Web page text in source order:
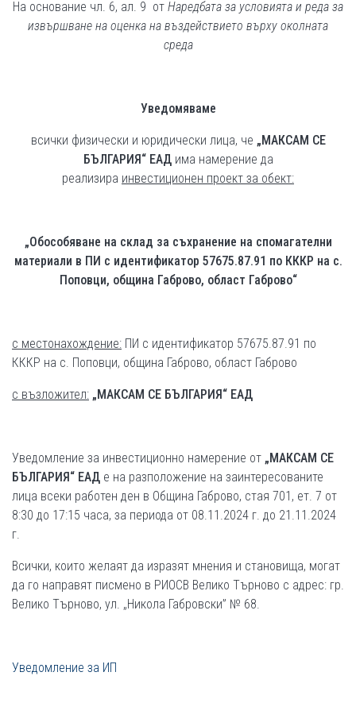
На основание чл. 6, ал. 9 от Наредбата за условията и реда за
извършване на оценка на въздействието върху околната
среда
Уведомяваме
всички физически и юридически лица, че „МАКСАМ СЕ
БЪЛГАРИЯ“ ЕАДима намерение да
реализира инвестиционен проект за обект:
„Обособяване на склад за съхранение на спомагателни
материали в ПИ с идентификатор 57675.87.91 по КККР на с.
Поповци, община Габрово, област Габрово“
с местонахождение: ПИ с идентификатор 57675.87.91 по
КККР на с. Поповци, община Габрово, област Габрово
с възложител: „МАКСАМ СЕ БЪЛГАРИЯ“ ЕАД
Уведомление за инвестиционно намерение от „МАКСАМ СЕ
БЪЛГАРИЯ“ ЕАД е на разположение на заинтересованите
лица всеки работен ден в Община Габрово, стая 701, ет. 7 от
8:30 до 17:15 часа, за периода от 08.11.2024 г. до 21.11.2024
г.
Всички, които желаят да изразят мнения и становища, могат
да го направят писмено в РИОСВ Велико Търново с адрес: гр.
Велико Търново, ул. „Никола Габровски” № 68.
Уведомление за ИП